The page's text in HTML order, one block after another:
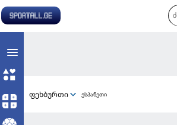
ფეხბურთი ესპანეთი